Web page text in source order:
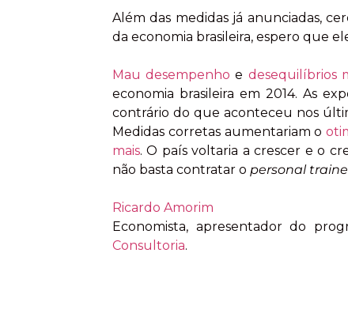
Além das medidas já anunciadas,
da economia brasileira, espero que
Mau desempenho e desequilíbrios
economia brasileira em 2014. As
contrário do que aconteceu nos
Medidas corretas aumentariam o
mais. O país voltaria a crescer e o
não basta contratar o personal
Ricardo Amorim
Economista, apresentador do
Consultoria.